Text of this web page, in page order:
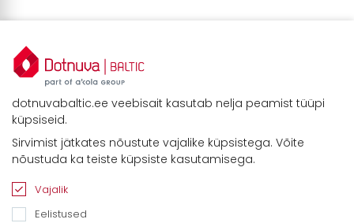
Kontaktid
Savimäe 7, Vahi 60534, Tartu vald
Tel. 6612800
E-mail:
dotnuvabaltic.ee veebisait kasutab nelja peamist tüüpi
küpsiseid.
Sirvimist jätkates nõustute vajalike küpsistega. Võite
nõustuda ka teiste küpsiste kasutamisega.
Vajalik
Eelistused